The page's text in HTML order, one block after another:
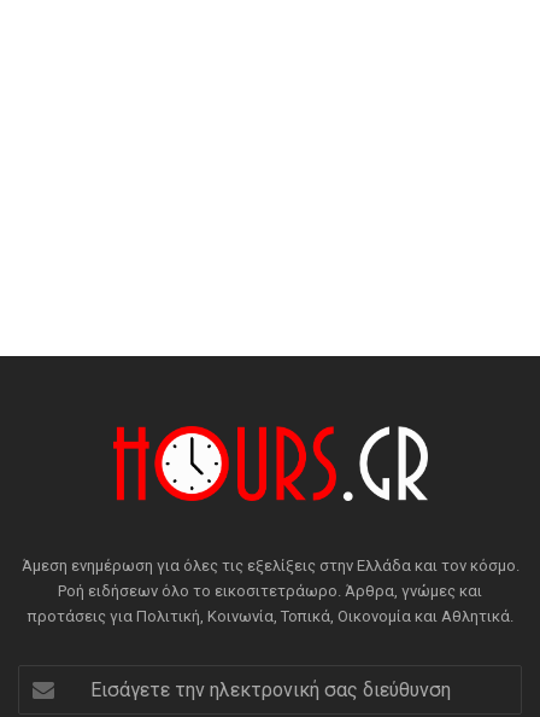
Άμεση ενημέρωση για όλες τις εξελίξεις στην Ελλάδα και τον κόσμο.
Ροή ειδήσεων όλο το εικοσιτετράωρο. Άρθρα, γνώμες και
προτάσεις για Πολιτική, Κοινωνία, Τοπικά, Οικονομία και Αθλητικά.
την